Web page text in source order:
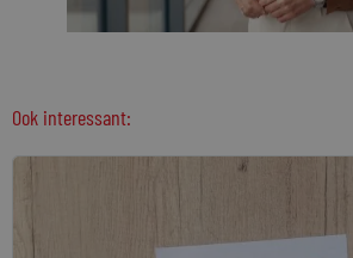
Ook interessant: